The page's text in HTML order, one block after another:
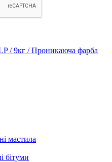
/ 9кг / Проникаюча фарба
мастила
бітуми